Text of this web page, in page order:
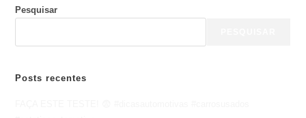
Pesquisar
Posts recentes